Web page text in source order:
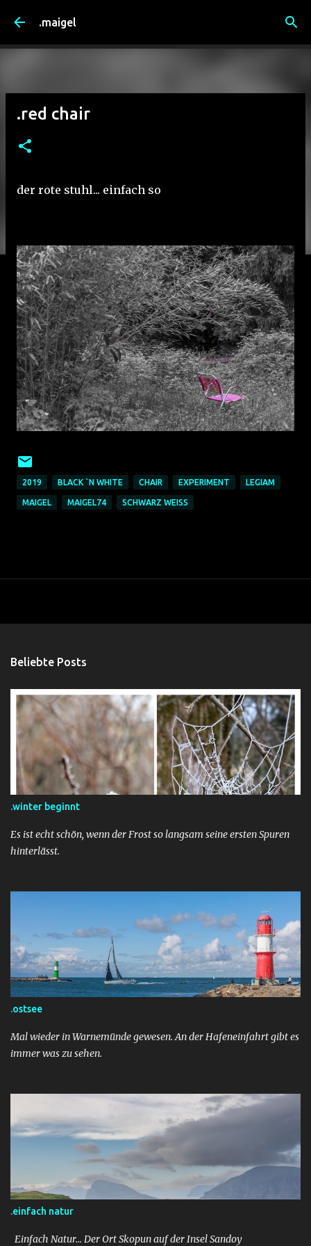
.maigel
.red chair
der rote stuhl... einfach so
2019 BLACK `N WHITE CHAIR EXPERIMENT LEGIAM
MAIGEL MAIGEL74 SCHWARZ WEISS
Beliebte Posts
.winter beginnt
Es ist echt schön, wenn der Frost so langsam seine ersten Spuren
hinterlässt.
.ostsee
Mal wieder in Warnemünde gewesen. An der Hafeneinfahrt gibt es
immer was zu sehen.
.einfach natur
Einfach Natur... Der Ort Skopun auf der Insel Sandoy